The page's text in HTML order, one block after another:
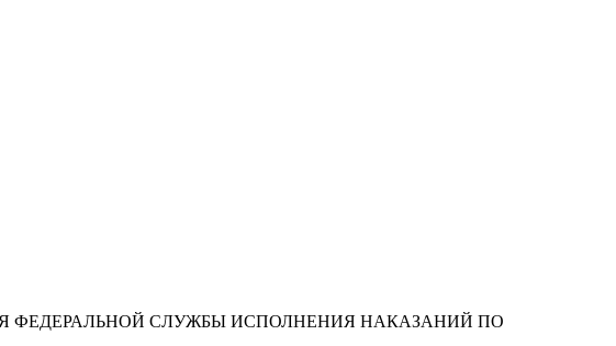
ФЕДЕРАЛЬНОЙ СЛУЖБЫ ИСПОЛНЕНИЯ НАКАЗАНИЙ ПО